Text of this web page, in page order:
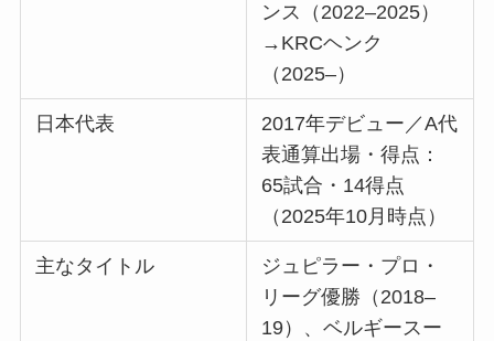
ンス（2022–2025）
→KRCヘンク
（2025–）
日本代表
2017年デビュー／A代
表通算出場・得点：
65試合・14得点
（2025年10月時点）
主なタイトル
ジュピラー・プロ・
リーグ優勝（2018–
19）、ベルギースー